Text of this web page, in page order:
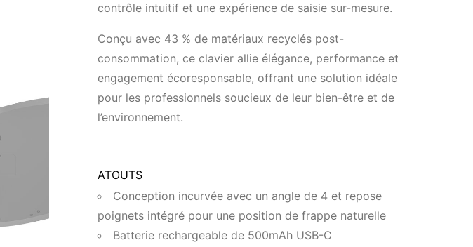
contrôle intuitif et une expérience de saisie sur-mesure.
Conçu avec 43 % de matériaux recyclés post-
consommation, ce clavier allie élégance, performance et
engagement écoresponsable, offrant une solution idéale
pour les professionnels soucieux de leur bien-être et de
l’environnement.
ATOUTS
Conception incurvée avec un angle de 4 et repose
poignets intégré pour une position de frappe naturelle
Batterie rechargeable de 500mAh USB-C